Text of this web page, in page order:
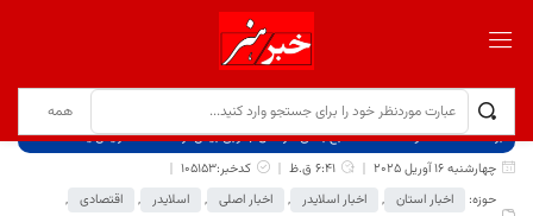
برگ نخست نوشته‌ها
منابع بانکی خراسان‌ جنوبی بیش از ۱۵ همت افزایش یافت
چهارشنبه 16 آوریل 2025
6:41 ق.ظ
کدخبر:105153
حوزه:
اخبار استان , اخبار اسلایدر , اخبار اصلی , اسلایدر , اقتصادی ,